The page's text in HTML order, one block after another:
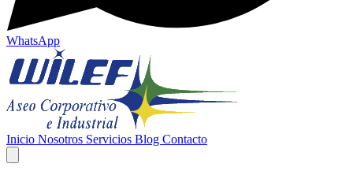
WhatsApp
Inicio Nosotros Servicios Blog Contacto